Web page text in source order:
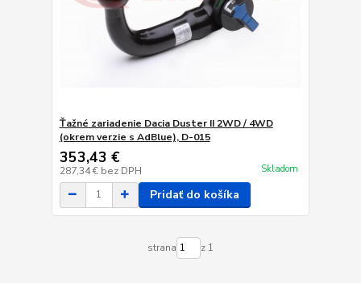
Ťažné zariadenie Dacia Duster II 2WD / 4WD
(okrem verzie s AdBlue), D-015
353,43 €
287,34 € bez DPH Skladom
Pridať do košíka
strana z 1